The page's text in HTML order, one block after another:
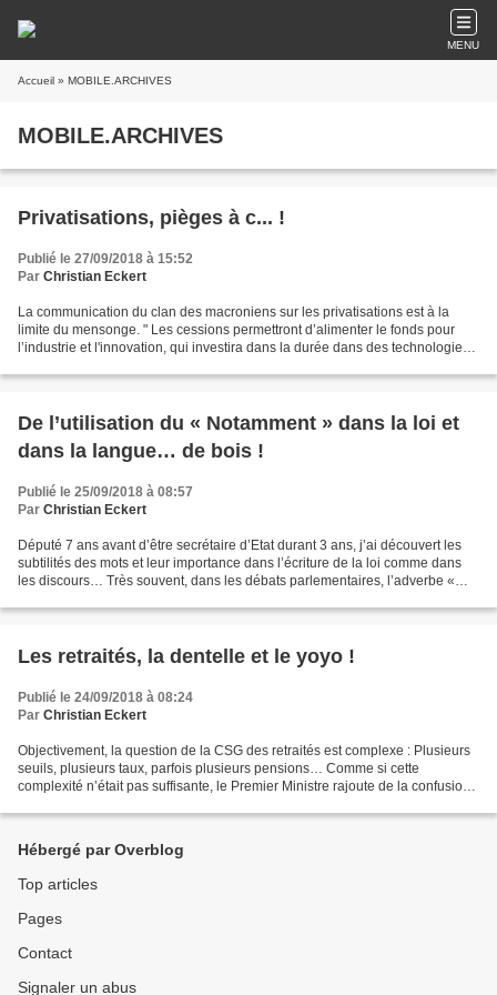
MENU
Accueil » MOBILE.ARCHIVES
MOBILE.ARCHIVES
Privatisations, pièges à c... !
Publié le 27/09/2018 à 15:52
Par Christian Eckert
La communication du clan des macroniens sur les privatisations est à la
limite du mensonge. " Les cessions permettront d’alimenter le fonds pour
l’industrie et l'innovation, qui investira dans la durée dans des technologies
De l’utilisation du « Notamment » dans la loi et
dans la langue… de bois !
Publié le 25/09/2018 à 08:57
Par Christian Eckert
Député 7 ans avant d’être secrétaire d’Etat durant 3 ans, j’ai découvert les
subtilités des mots et leur importance dans l’écriture de la loi comme dans
les discours… Très souvent, dans les débats parlementaires, l’adverbe «
Les retraités, la dentelle et le yoyo !
Publié le 24/09/2018 à 08:24
Par Christian Eckert
Objectivement, la question de la CSG des retraités est complexe : Plusieurs
seuils, plusieurs taux, parfois plusieurs pensions… Comme si cette
complexité n’était pas suffisante, le Premier Ministre rajoute de la confusion
Hébergé par Overblog
Top articles
Pages
Contact
Signaler un abus